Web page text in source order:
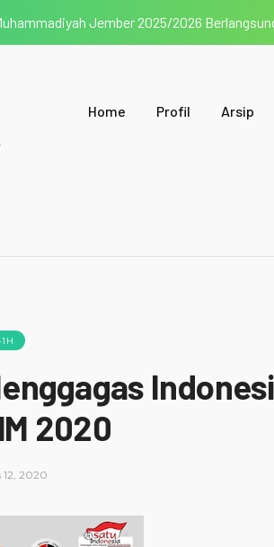
Jember 2025/2026
Home Profil Arsip
2020
2020